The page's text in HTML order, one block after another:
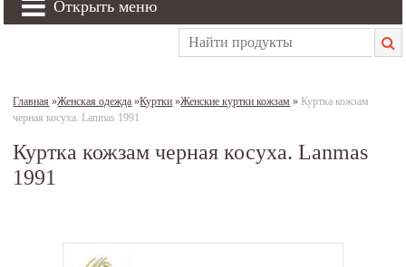
Открыть меню
Главная »Женская одежда »Куртки »Женские куртки кожзам » Куртка кожзам
черная косуха. Lanmas 1991
Куртка кожзам черная косуха. Lanmas
1991